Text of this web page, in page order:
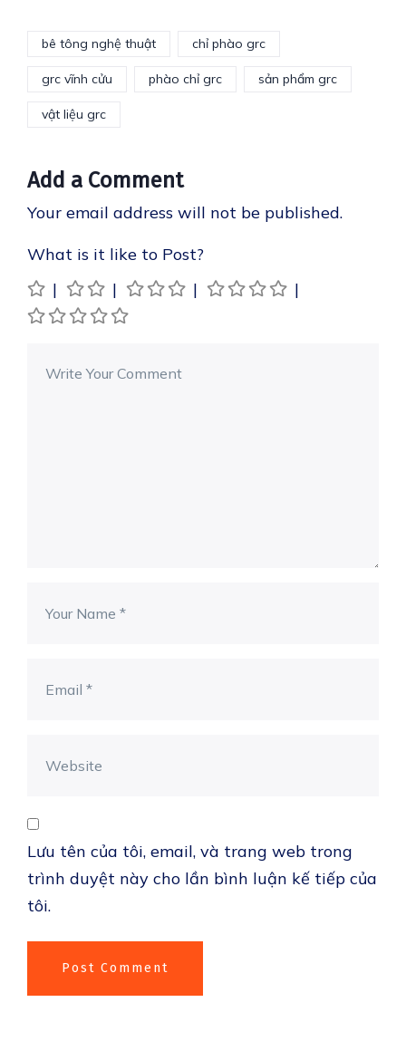
bê tông nghệ thuật chỉ phào grc
grc vĩnh cửu phào chỉ grc sản phẩm grc
vật liệu grc
Add a Comment
Your email address will not be published.
What is it like to Post?
Lưu tên của tôi, email, và trang web trong
trình duyệt này cho lần bình luận kế tiếp của
tôi.